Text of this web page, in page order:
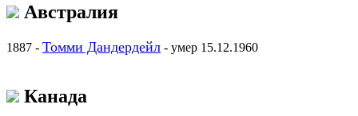
Австралия
1887 - Томми Дандердейл - умер 15.12.1960
Канада